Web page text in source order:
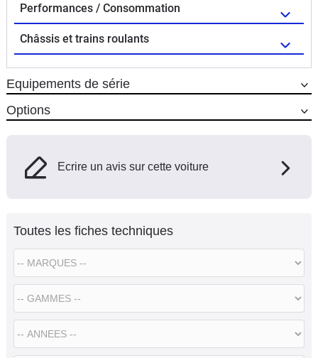
Performances / Consommation
Châssis et trains roulants
Equipements de série
Options
Ecrire un avis sur cette voiture
Toutes les fiches techniques